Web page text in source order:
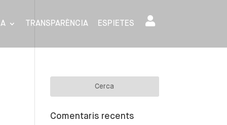
TRANSPARÈNCIA ESPIETES
Comentaris recents